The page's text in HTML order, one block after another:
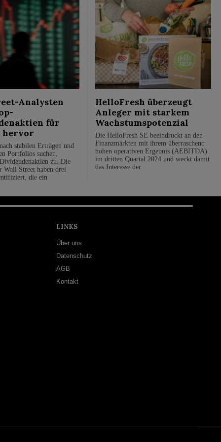
Analysten
für
hervor
stabilen Erträgen und
Portfolios suchen,
zu. Die
Wall Street haben drei
die ein
HelloFresh überzeugt
Anleger mit starkem
Wachstumspotenzial
Die HelloFresh SE beeindruckt an den
Finanzmärkten mit ihrem überraschend
hohen operativen Ergebnis (AEBITDA)
im dritten Quartal 2024 und weckt damit
das Interesse der
LINKS
Über uns
Datenschutz
AGB
Kontakt